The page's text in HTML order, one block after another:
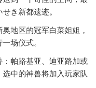
き新都遗迹。
地区的冠军白菜姐姐，
场仪式。
帕路基亚、迪亚路加或
中的神兽将加入玩家队